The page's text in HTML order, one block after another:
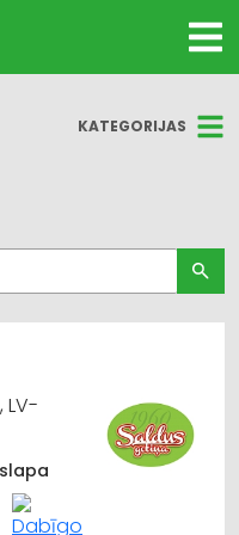
KATEGORIJAS
tirdzniecība
LV-